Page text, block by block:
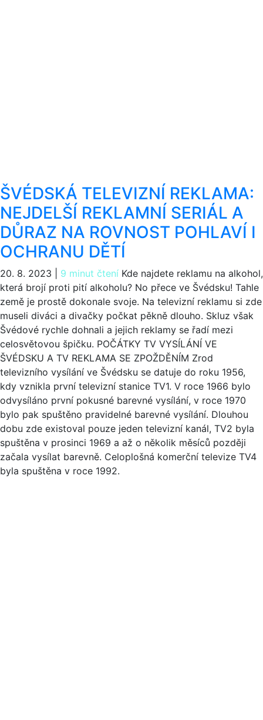
ŠVÉDSKÁ TELEVIZNÍ REKLAMA:
NEJDELŠÍ REKLAMNÍ SERIÁL A
DŮRAZ NA ROVNOST POHLAVÍ I
OCHRANU DĚTÍ
20. 8. 2023 9 minut čtení Kde najdete reklamu na alkohol,
která brojí proti pití alkoholu? No přece ve Švédsku! Tahle
země je prostě dokonale svoje. Na televizní reklamu si zde
museli diváci a divačky počkat pěkně dlouho. Skluz však
Švédové rychle dohnali a jejich reklamy se řadí mezi
celosvětovou špičku. POČÁTKY TV VYSÍLÁNÍ VE
ŠVÉDSKU A TV REKLAMA SE ZPOŽDĚNÍM Zrod
televizního vysílání ve Švédsku se datuje do roku 1956,
kdy vznikla první televizní stanice TV1. V roce 1966 bylo
odvysíláno první pokusné barevné vysílání, v roce 1970
bylo pak spuštěno pravidelné barevné vysílání. Dlouhou
dobu zde existoval pouze jeden televizní kanál, TV2 byla
spuštěna v prosinci 1969 a až o několik měsíců později
začala vysílat barevně. Celoplošná komerční televize TV4
byla spuštěna v roce 1992.